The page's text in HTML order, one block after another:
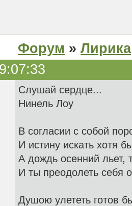
Форум » Лирика
Слушай сердце...
Нинель Лоу
В согласии с собой
И истину искать хотя
А дождь осенний льет,
И ты преодолеть себя
Душою улететь готов